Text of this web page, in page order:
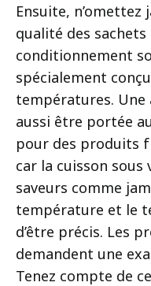
Ensuite, n’omettez
qualité des
conditionnement
spécialement
températures.
aussi être portée
pour des produits
car la cuisson
saveurs comme
température et le
d’être précis. Les
demandent une
Tenez compte de